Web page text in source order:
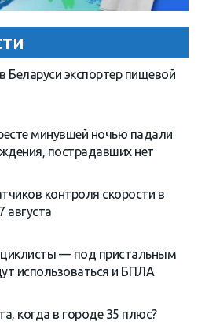
Беларуси экспортер пищевой
минувшей ночью падали
пострадавших нет
контроля скорости в
августа
— под пристальным
использоваться и БПЛА
когда в городе 35 плюс?